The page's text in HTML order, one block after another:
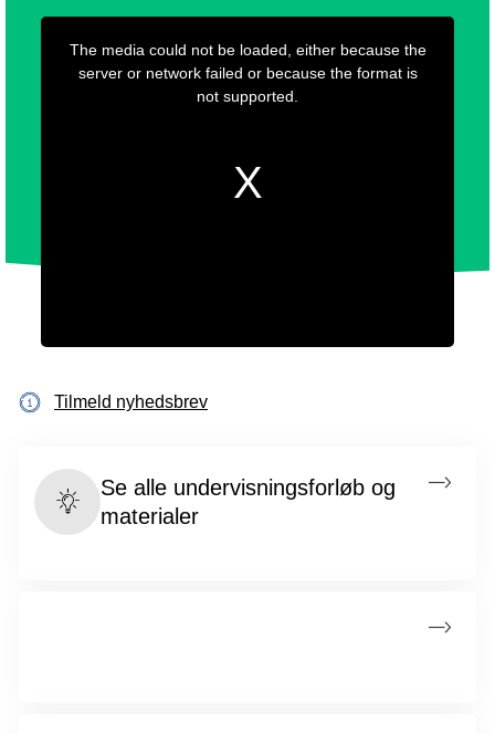
Tilmeld nyhedsbrev
Se alle undervisningsforløb og
materialer